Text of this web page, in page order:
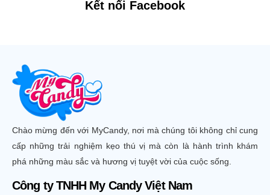
Kết nối Facebook
Chào mừng đến với MyCandy, nơi mà chúng tôi không chỉ cung
cấp những trải nghiệm kẹo thú vị mà còn là hành trình khám
phá những màu sắc và hương vị tuyệt vời của cuộc sống.
Công ty TNHH My Candy Việt Nam